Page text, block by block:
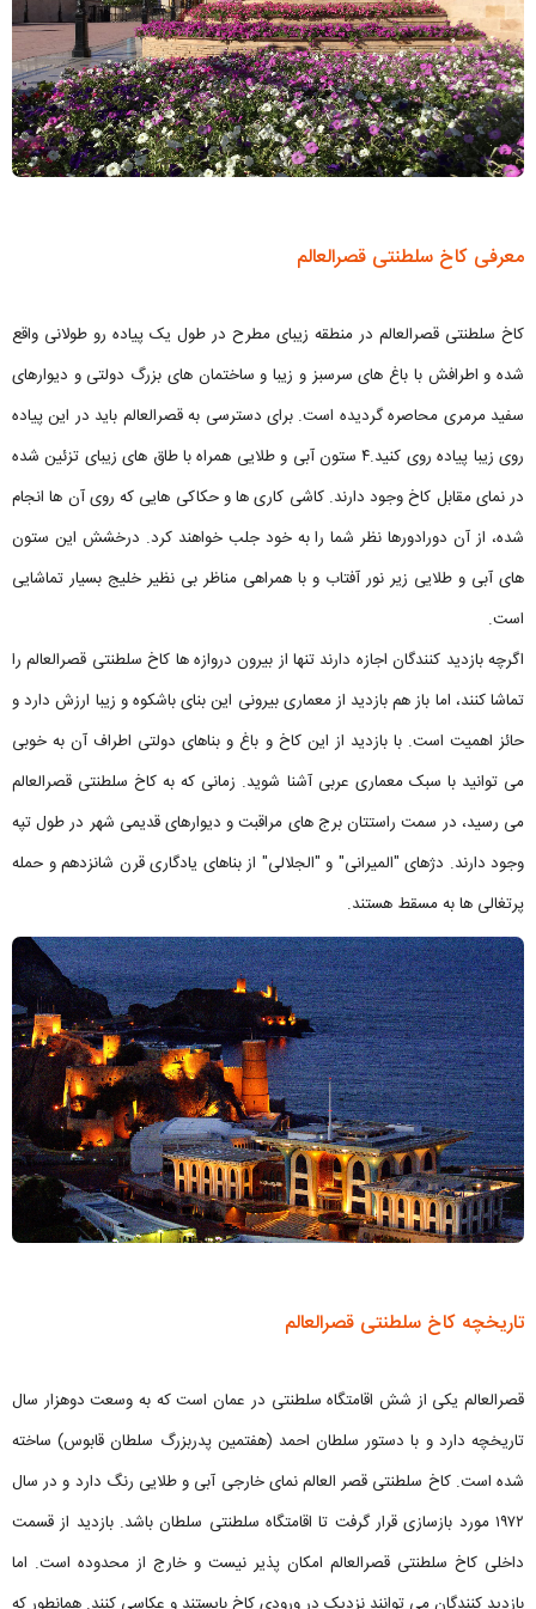
معرفی کاخ سلطنتی قصرالعالم
کاخ سلطنتی قصرالعالم در منطقه زیبای مطرح در طول یک پیاده رو طولانی واقع
شده و اطرافش با باغ های سرسبز و زیبا و ساختمان های بزرگ دولتی و دیوارهای
سفید مرمری محاصره گردیده است. برای دسترسی به قصرالعالم باید در این پیاده
روی زیبا پیاده روی کنید.۴ ستون آبی و طلایی همراه با طاق های زیبای تزئین شده
در نمای مقابل کاخ وجود دارند. کاشی کاری ها و حکاکی هایی که روی آن ها انجام
شده، از آن دورادورها نظر شما را به خود جلب خواهند کرد. درخشش این ستون
های آبی و طلایی زیر نور آفتاب و با همراهی مناظر بی نظیر خلیج بسیار تماشایی
است.
اگرچه بازدید کنندگان اجازه دارند تنها از بیرون دروازه ها کاخ سلطنتی قصرالعالم را
تماشا کنند، اما باز هم بازدید از معماری بیرونی این بنای باشکوه و زیبا ارزش دارد و
حائز اهمیت است. با بازدید از این کاخ و باغ و بناهای دولتی اطراف آن به خوبی
می توانید با سبک معماری عربی آشنا شوید. زمانی که به کاخ سلطنتی قصرالعالم
می رسید، در سمت راستتان برج های مراقبت و دیوارهای قدیمی شهر در طول تپه
وجود دارند. دژهای "المیرانی" و "الجلالی" از بناهای یادگاری قرن شانزدهم و حمله
پرتغالی ها به مسقط هستند.
تاریخچه کاخ سلطنتی قصرالعالم
قصرالعالم یکی از شش اقامتگاه سلطنتی در عمان است که به وسعت دوهزار سال
تاریخچه دارد و با دستور سلطان احمد (هفتمین پدربزرگ سلطان قابوس) ساخته
شده است. کاخ سلطنتی قصر العالم نمای خارجی آبی و طلایی رنگ دارد و در سال
۱۹۷۲ مورد بازسازی قرار گرفت تا اقامتگاه سلطنتی سلطان باشد. بازدید از قسمت
داخلی کاخ سلطنتی قصرالعالم امکان پذیر نیست و خارج از محدوده است. اما